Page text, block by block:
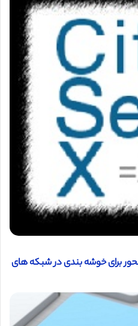
برای خوشه بندی در شبکه های